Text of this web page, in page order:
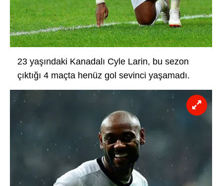
23 yaşındaki Kanadalı Cyle Larin, bu sezon
çıktığı 4 maçta henüz gol sevinci yaşamadı.